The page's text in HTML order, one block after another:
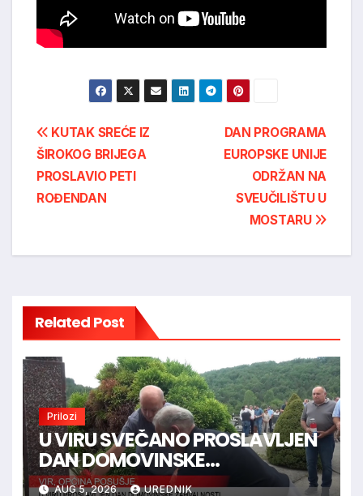
Post
navigation
DAN PROGRAMA
EUROPSKE UNIJE
ODRŽAN NA
SVEUČILIŠTU U
MOSTARU
KUTAK SREĆE IZ
ŠIROKOG BRIJEGA
PROSLAVIO PETI
ROĐENDAN
Related Post
Prilozi
U VIRU SVEČANO PROSLAVLJEN
DAN DOMOVINSKE
ZAHVALNOSTI
AUG 5, 2026 UREDNIK